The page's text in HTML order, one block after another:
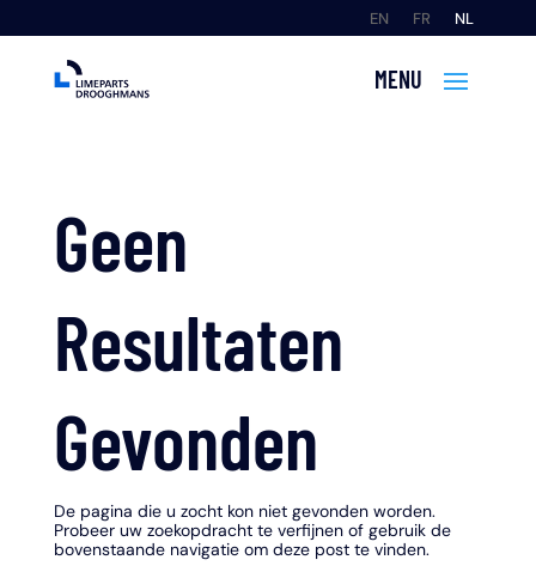
NL
FR
EN
Geen
Resultaten
Gevonden
De pagina die u zocht kon niet gevonden worden.
Probeer uw zoekopdracht te verfijnen of gebruik de
bovenstaande navigatie om deze post te vinden.